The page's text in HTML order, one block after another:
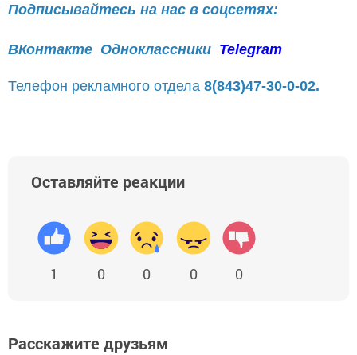
Подписывайтесь на нас в соцсетях:
ВКонтакте Одноклассники Telegram
Телефон рекламного отдела 8(843)47-30-0-02.
Оставляйте реакции
1 0 0 0 0
Расскажите друзьям